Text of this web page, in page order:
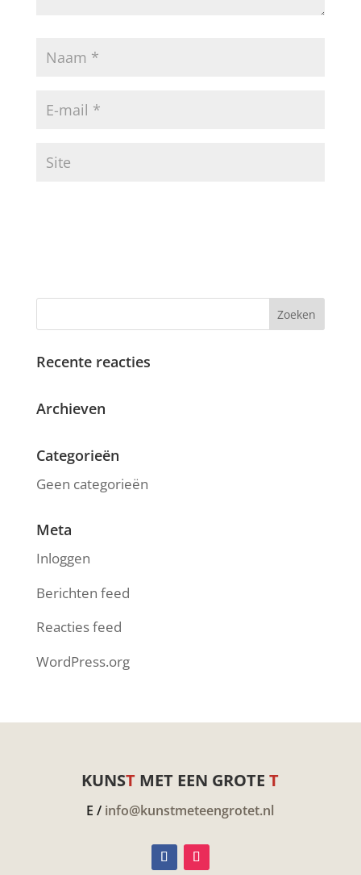
Recente reacties
Archieven
Categorieën
Geen categorieën
Meta
Inloggen
Berichten feed
Reacties feed
WordPress.org
KUNST MET EEN GROTET
E / info@kunstmeteengrotet.nl